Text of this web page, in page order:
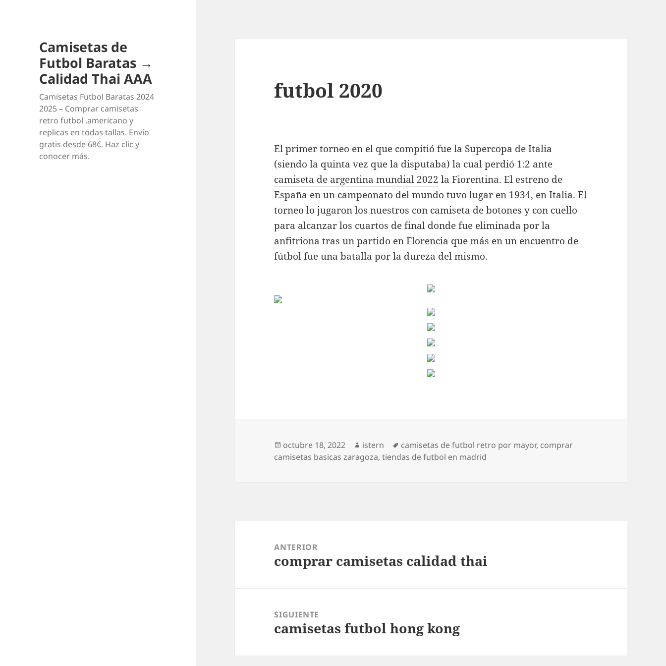
Camisetas de
Futbol Baratas →
Calidad Thai AAA
Camisetas Futbol Baratas 2024
2025 – Comprar camisetas
retro futbol ,americano y
replicas en todas tallas. Envío
gratis desde 68€. Haz clic y
conocer más.
futbol 2020
El primer torneo en el que compitió fue la Supercopa de Italia
(siendo la quinta vez que la disputaba) la cual perdió 1:2 ante
camiseta de argentina mundial 2022 la Fiorentina. El estreno de
España en un campeonato del mundo tuvo lugar en 1934, en Italia. El
torneo lo jugaron los nuestros con camiseta de botones y con cuello
para alcanzar los cuartos de final donde fue eliminada por la
anfitriona tras un partido en Florencia que más en un encuentro de
fútbol fue una batalla por la dureza del mismo.
Publicado
el
octubre 18, 2022 Autor
istern Etiquetas
camisetas de futbol retro por mayor, comprar
camisetas basicas zaragoza,tiendas de futbol en madrid
entradas
ANTERIOR
Entrada
comprar camisetas calidad thai
SIGUIENTE
Entrada
camisetas futbol hong kong